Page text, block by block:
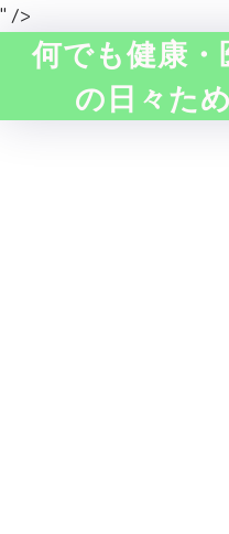
" />
何でも健康
の日々た